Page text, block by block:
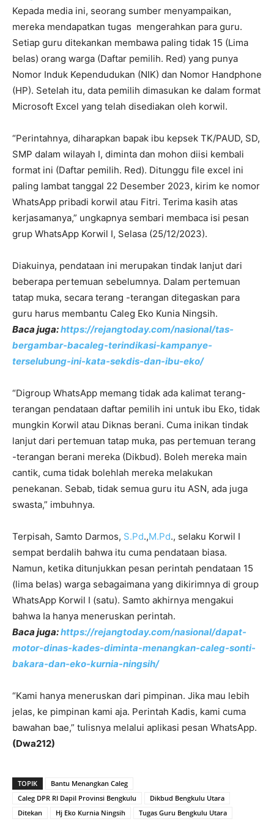
Kepada media ini, seorang sumber menyampaikan,
mereka mendapatkan tugas mengerahkan para guru.
Setiap guru ditekankan membawa paling tidak 15 (Lima
belas) orang warga (Daftar pemilih. Red) yang punya
Nomor Induk Kependudukan (NIK) dan Nomor Handphone
(HP). Setelah itu, data pemilih dimasukan ke dalam format
Microsoft Excel yang telah disediakan oleh korwil.
“Perintahnya, diharapkan bapak ibu kepsek TK/PAUD, SD,
SMP dalam wilayah I, diminta dan mohon diisi kembali
format ini (Daftar pemilih. Red). Ditunggu file excel ini
paling lambat tanggal 22 Desember 2023, kirim ke nomor
WhatsApp pribadi korwil atau Fitri. Terima kasih atas
kerjasamanya,” ungkapnya sembari membaca isi pesan
grup WhatsApp Korwil I, Selasa (25/12/2023).
Diakuinya, pendataan ini merupakan tindak lanjut dari
beberapa pertemuan sebelumnya. Dalam pertemuan
tatap muka, secara terang -terangan ditegaskan para
guru harus membantu Caleg Eko Kunia Ningsih.
Baca juga:https://rejangtoday.com/nasional/tas-
bergambar-bacaleg-terindikasi-kampanye-
terselubung-ini-kata-sekdis-dan-ibu-eko/
“Digroup WhatsApp memang tidak ada kalimat terang-
terangan pendataan daftar pemilih ini untuk ibu Eko, tidak
mungkin Korwil atau Diknas berani. Cuma inikan tindak
lanjut dari pertemuan tatap muka, pas pertemuan terang
-terangan berani mereka (Dikbud). Boleh mereka main
cantik, cuma tidak bolehlah mereka melakukan
penekanan. Sebab, tidak semua guru itu ASN, ada juga
swasta,” imbuhnya.
Terpisah, Samto Darmos, S.Pd.,M.Pd., selaku Korwil I
sempat berdalih bahwa itu cuma pendataan biasa.
Namun, ketika ditunjukkan pesan perintah pendataan 15
(lima belas) warga sebagaimana yang dikirimnya di group
WhatsApp Korwil I (satu). Samto akhirnya mengakui
bahwa Ia hanya meneruskan perintah.
Baca juga:https://rejangtoday.com/nasional/dapat-
motor-dinas-kades-diminta-menangkan-caleg-sonti-
bakara-dan-eko-kurnia-ningsih/
“Kami hanya meneruskan dari pimpinan. Jika mau lebih
jelas, ke pimpinan kami aja. Perintah Kadis, kami cuma
bawahan bae,” tulisnya melalui aplikasi pesan WhatsApp.
(Dwa212)
TOPIK
Bantu Menangkan Caleg
Caleg DPR RI Dapil Provinsi Bengkulu
Dikbud Bengkulu Utara
Ditekan
Hj Eko Kurnia Ningsih Tugas Guru Bengkulu Utara